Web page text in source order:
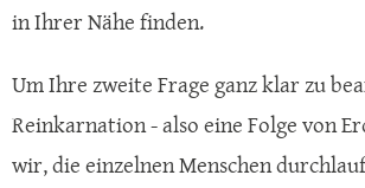
in Ihrer Nähe finden.
Um Ihre zweite Frage ganz klar zu
Reinkarnation - also eine Folge von
wir, die einzelnen Menschen